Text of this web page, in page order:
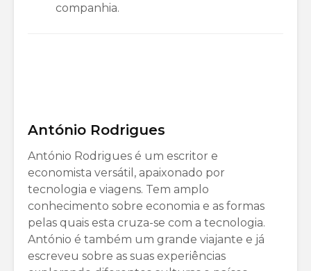
companhia.
António Rodrigues
António Rodrigues é um escritor e
economista versátil, apaixonado por
tecnologia e viagens. Tem amplo
conhecimento sobre economia e as formas
pelas quais esta cruza-se com a tecnologia.
António é também um grande viajante e já
escreveu sobre as suas experiências